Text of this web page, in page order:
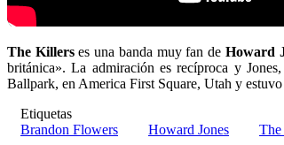
The Killerses una banda muy fan de Howard
británica». La admiración es recíproca y
Ballpark, en America First Square, Utah y
Etiquetas
Brandon Flowers
Howard Jones